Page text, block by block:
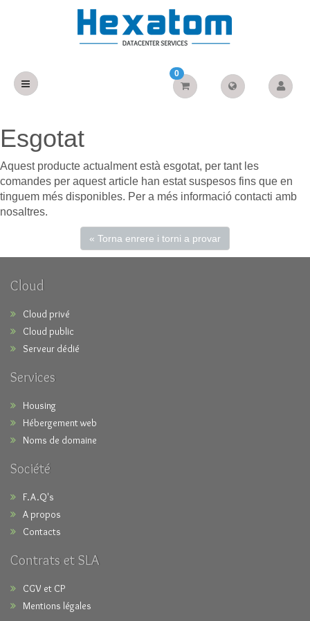
0
Esgotat
Aquest producte actualment està esgotat, per tant les
comandes per aquest article han estat suspesos fins que en
tinguem més disponibles. Per a més informació contacti amb
nosaltres.
« Torna enrere i torni a provar
Cloud
Cloud privé
Cloud public
Serveur dédié
Services
Housing
Hébergement web
Noms de domaine
Société
F.A.Q's
A propos
Contacts
Contrats et SLA
CGV et CP
Mentions légales